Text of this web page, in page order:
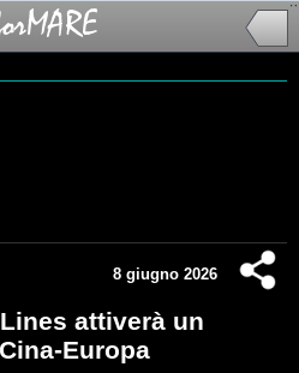
8 giugno 2026
attiverà un
Europa